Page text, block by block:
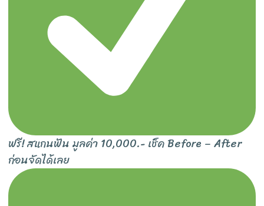
ฟรี! สแกนฟัน มูลค่า 10,000.- เช็ค Before – After
ก่อนจัดได้เลย